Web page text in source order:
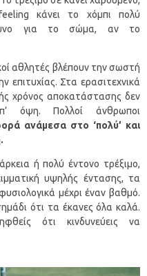
κάνει το χόμπι πολύ
για το σώμα, αν το
αθλητές βλέπουν την σωστή
επιτυχίας. Στα ερασιτεχνικά
χρόνος αποκατάστασης δεν
όψη. Πολλοί άνθρωποι
ανάμεσα στο ‘πολύ’ και
ή πολύ έντονο τρέξιμο,
υψηλής έντασης, τα
μέχρι έναν βαθμό.
ότι τα έκανες όλα καλά.
ότι κινδυνεύεις να